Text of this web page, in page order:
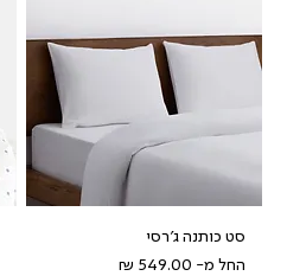
סט כותנה ג'רסי
החל מ-
מחיר מבצע